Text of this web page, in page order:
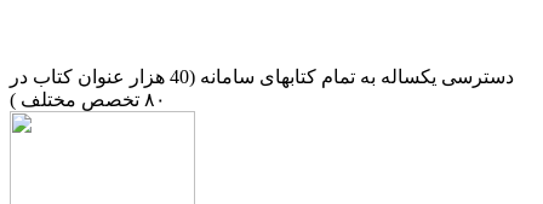
دسترسی یکساله به تمام کتابهای سامانه (40 هزار عنوان کتاب در
۸۰ تخصص مختلف )